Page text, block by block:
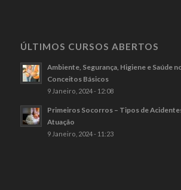
ÚLTIMOS CURSOS ABERTOS
Ambiente, Segurança, Higiene e Saúde
Conceitos Básicos
9 Janeiro, 2024 - 12:08
Primeiros Socorros – Tipos de
Atuação
9 Janeiro, 2024 - 11:23